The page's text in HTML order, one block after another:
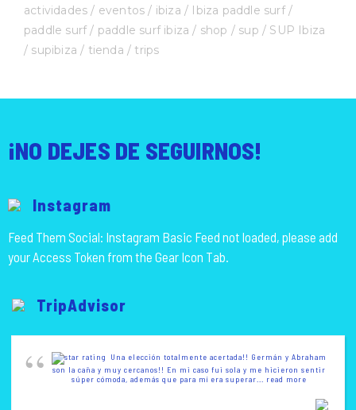
actividades eventos ibiza
Ibiza paddle surf
paddle surf
paddle surf ibiza shop sup
SUP Ibiza
supibiza
tienda trips
¡NO DEJES DE SEGUIRNOS!
Instagram
Feed Them Social: Instagram Basic Feed not loaded, please add
your Access Token from the Gear Icon Tab.
TripAdvisor
Una elección totalmente acertada!! Germán y Abraham
son la caña y muy cercanos!! En mi caso fui sola y me hicieron sentir
súper cómoda, además que para mí era superar ... read more